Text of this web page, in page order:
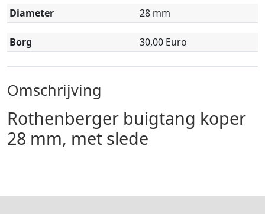
Diameter 28 mm
Borg 30,00 Euro
Omschrijving
Rothenberger buigtang koper
28 mm, met slede